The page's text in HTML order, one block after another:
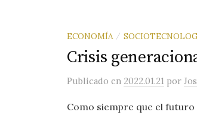
ECONOMÍA /
Crisis
Publicado en 2022.01.21 por
Como siempre que el